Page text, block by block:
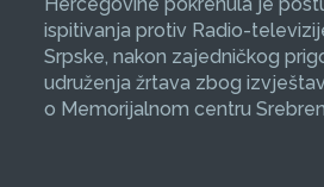
ispitivanja protiv Radio-
Srpske, nakon zajedničkog
udruženja žrtava zbog
o Memorijalnom centru